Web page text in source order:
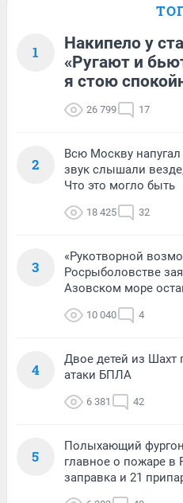
1
Накипело у
«Ругают и
я стою
26 799 17
2
Всю Москву
звук слышали
Что это могло быть
18 425 32
3
«Рукотворной
Росрыболовстве
Азовском море
10 040 4
4
Двое детей из Шахт
атаки БПЛА
6 381 42
5
Полыхающий
главное о пожаре в
заправка и 21